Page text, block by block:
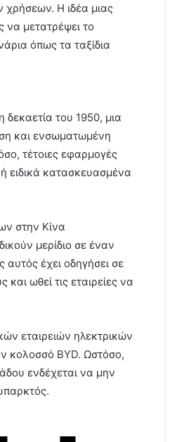
χρήσεων. Η ιδέα μιας
να μετατρέψει το
όπως τα ταξίδια
δεκαετία του 1950, μια
και ενσωματωμένη
τέτοιες εφαρμογές
ειδικά κατασκευασμένα
στην Κίνα
μερίδιο σε έναν
έχει οδηγήσει σε
ωθεί τις εταιρείες να
εταιρειών ηλεκτρικών
κολοσσό BYD. Ωστόσο,
ενδέχεται να μην